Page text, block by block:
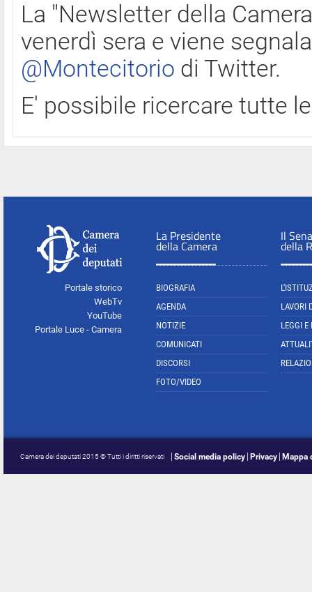
La "Newsletter della
venerdì sera e viene
@Montecitorio di Twitter.
E' possibile ricercare tutte
Portale storico
WebTv
YouTube
Portale Luce - Camera
La Presidente
della Camera
BIOGRAFIA
AGENDA
NOTIZIE
COMUNICATI
DISCORSI
FOTO/VIDEO
Il
della
LAVORI
LEGGI E
Camera dei deputati 2015 © Tutti i diritti riservati Social media policy Privacy Mappa